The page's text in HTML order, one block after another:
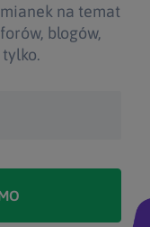
na temat
blogów,